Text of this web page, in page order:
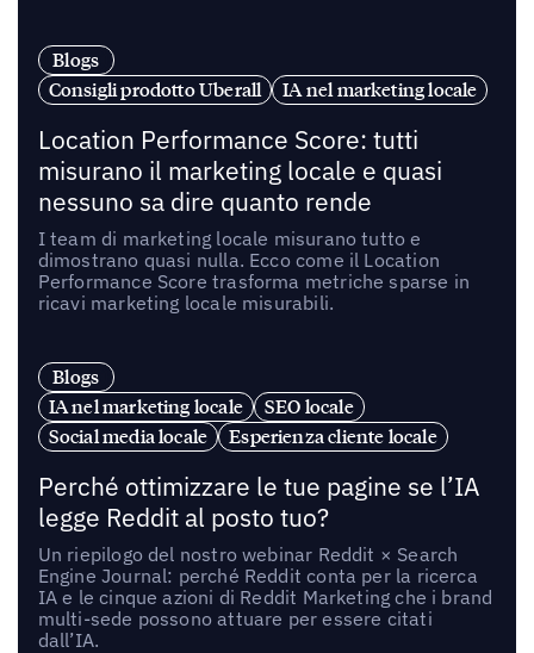
Blogs
Consigli prodotto Uberall
IA nel marketing locale
Location Performance Score: tutti
misurano il marketing locale e quasi
nessuno sa dire quanto rende
I team di marketing locale misurano tutto e
dimostrano quasi nulla. Ecco come il Location
Performance Score trasforma metriche sparse in
ricavi marketing locale misurabili.
Blogs
IA nel marketing locale
SEO locale
Social media locale
Esperienza cliente locale
Perché ottimizzare le tue pagine se l’IA
legge Reddit al posto tuo?
Un riepilogo del nostro webinar Reddit × Search
Engine Journal: perché Reddit conta per la ricerca
IA e le cinque azioni di Reddit Marketing che i brand
multi-sede possono attuare per essere citati
dall’IA.